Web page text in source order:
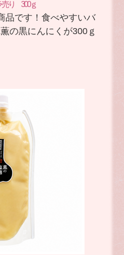
売り 300ｇ
品です！食べやすいバ
の黒にんにくが300ｇ